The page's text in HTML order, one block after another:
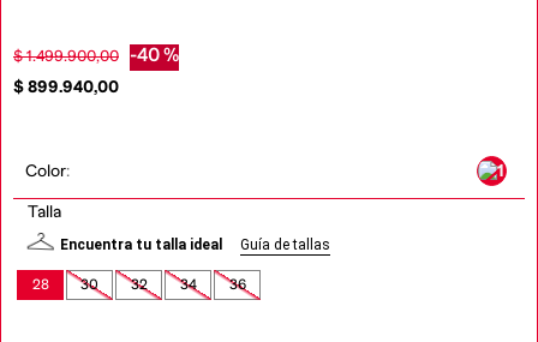
$ 1.499.900,00 -40 %
$899.940,00
Color:
Talla
Encuentra tu talla ideal Guía de tallas
28 30 32 34 36